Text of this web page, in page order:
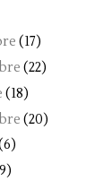
(17)
(22)
(18)
(20)